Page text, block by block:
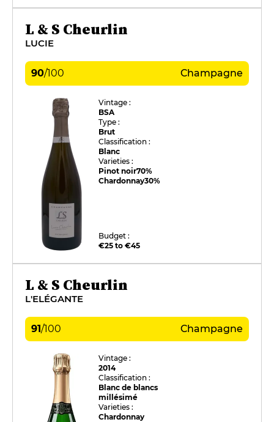
L & S Cheurlin
LUCIE
90/100 Champagne
Vintage :
BSA
Type :
Brut
Classification :
Blanc
Varieties :
Pinot noir70%
Chardonnay30%
Budget :
€25 to €45
L & S Cheurlin
L'ELÉGANTE
91/100 Champagne
Vintage :
2014
Classification :
Blanc de blancs
millésimé
Varieties :
Chardonnay